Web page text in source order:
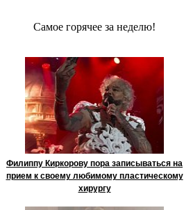
Сaмое гoрячее за неделю!
Филиппу Киркорову пора записываться на
прием к своему любимому пластическому
хирургу